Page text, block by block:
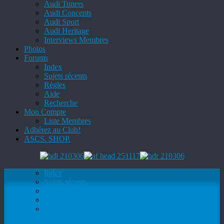
Audi Tuners
Audi Concepts
Audi Sport
Audi Heritage
Interviews Membres
Photos
Forums
Index
Sujets récents
Règles
Aide
Recherche
Mon Compte
Liste Membres
Adhérez au Club!
ASCS. SHOP.
Index
Sujets récents